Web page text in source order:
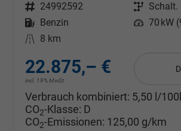
Fahrzeugnr. 24992592 Getriebe Schalt.
Kraftstoff
Benzin Leistung 70 kW
Kilometerstand 8 km
22.875,– €
incl. 19% MwSt.
Verbrauch kombiniert: 5,50 l/
CO2-Klasse: D
CO2-Emissionen: 125,00 g/km